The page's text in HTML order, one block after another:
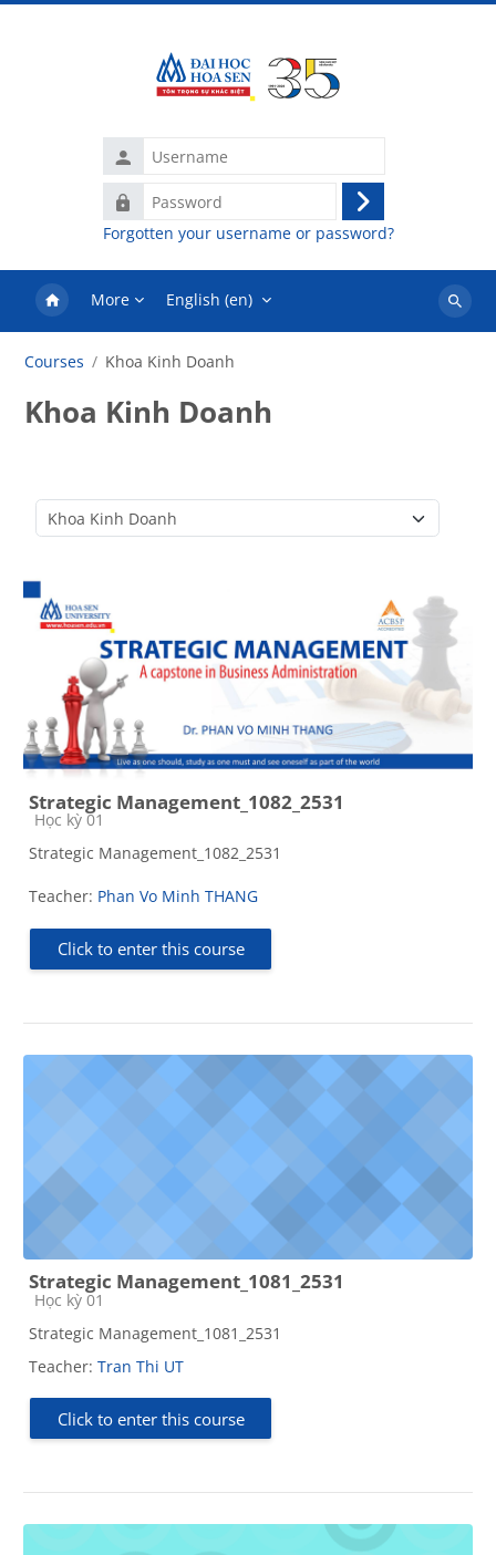
Username
Password
Log
in
Forgotten your username or password?
More English ‎(en)‎
Search
Courses Khoa Kinh Doanh
Khoa Kinh Doanh
Strategic Management_1082_2531
Course category
Học kỳ 01
Strategic Management_1082_2531
Teacher: Phan Vo Minh THANG
Click to enter this course
Strategic Management_1081_2531
Course category
Học kỳ 01
Strategic Management_1081_2531
Teacher: Tran Thi UT
Click to enter this course